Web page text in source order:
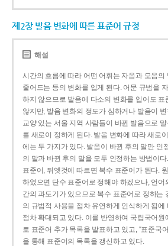
제2장 발음 변화에 따른 표준어 규정
해설
시간의 흐름에 따라 어떤 어휘는 자음과 모음
줄어드는 등의 변화를 입게 된다. 어문 규범을
하지 않으므로 발음에 다소의 변화를 입어도 표
않지만, 발음 변화의 정도가 심하거나 발음이
교양 있는 서울 지역 사람들이 바뀐 발음으로
를 새로이 정하게 된다. 발음 변화에 따라 새로
에는 두 가지가 있다. 발음이 바뀐 후의 말만 인
의 말과 바뀐 후의 말을 모두 인정하는 방법이
표준어, 뒤엣것에 따르면 복수 표준어가 된다.
하였으면 단수 표준어로 정해야 하겠으나, 언어
간의 과도기가 있으므로 복수 표준어로 정하는
의 규범적 사용을 점차 유연하게 인식하게 됨에
점차 확대되고 있다. 이를 반영하여 국립국어
로 표준어 추가 목록을 발표하고 있고, “표준국
을 통해 표준어의 목록을 갱신하고 있다.